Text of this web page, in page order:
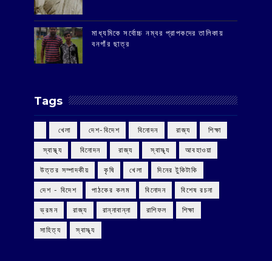
মাধ্যমিকে সর্বোচ্চ নম্বর প্রাপকদের তালিকায়
বনগাঁর ছাত্র
Tags
‌ খেলা ‌ দেশ-বিদেশ ‌ বিনোদন ‌ রাজ্য ‌ শিক্ষা
‌ স্বাস্থ্য ‌ বিনোদন ‌ রাজ্য ‌ স্বাস্থ্য আবহাওয়া
উত্তর সম্পাদকীয় কৃষি খেলা দিনের টুকিটাকি
দেশ - বিদেশ পাঠকের কলম বিনোদন বিশেষ রচনা
ভ্রমন রাজ্য রান্নাবান্না রাশিফল শিক্ষা
সাহিত্য স্বাস্থ্য